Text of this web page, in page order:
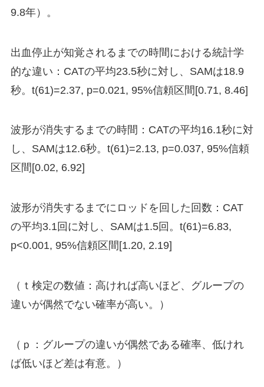
9.8年）。
出血停止が知覚されるまでの時間における統計学
的な違い：CATの平均23.5秒に対し、SAMは18.9
秒。t(61)=2.37, p=0.021, 95%信頼区間[0.71, 8.46]
波形が消失するまでの時間：CATの平均16.1秒に対
し、SAMは12.6秒。t(61)=2.13, p=0.037, 95%信頼
区間[0.02, 6.92]
波形が消失するまでにロッドを回した回数：CAT
の平均3.1回に対し、SAMは1.5回。t(61)=6.83,
p<0.001, 95%信頼区間[1.20, 2.19]
（ｔ検定の数値：高ければ高いほど、グループの
違いが偶然でない確率が高い。）
（ｐ：グループの違いが偶然である確率、低けれ
ば低いほど差は有意。）